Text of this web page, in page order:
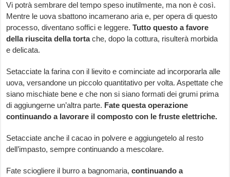
Vi potrà sembrare del tempo speso inutilmente, ma non è così.
Mentre le uova sbattono incamerano aria e, per opera di questo
processo, diventano soffici e leggere. Tutto questo a favore
della riuscita della tortache, dopo la cottura, risulterà morbida
e delicata.
Setacciate la farina con il lievito e cominciate ad incorporarla alle
uova, versandone un piccolo quantitativo per volta. Aspettate che
siano mischiate bene e che non si siano formati dei grumi prima
di aggiungerne un’altra parte. Fate questa operazione
continuando a lavorare il composto con le fruste elettriche.
Setacciate anche il cacao in polvere e aggiungetelo al resto
dell’impasto, sempre continuando a mescolare.
Fate sciogliere il burro a bagnomaria, continuando a